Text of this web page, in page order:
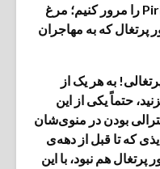
یک مرغ دودی همراه با سس Piri Piri را مرور کنیم؛ مرغ
پرتغال که به مهاجران
به هر یک از
حتماً یکی از این
بودن در منوی‌شان
که تا قبل از دهه‌ی
هم نبود، با این